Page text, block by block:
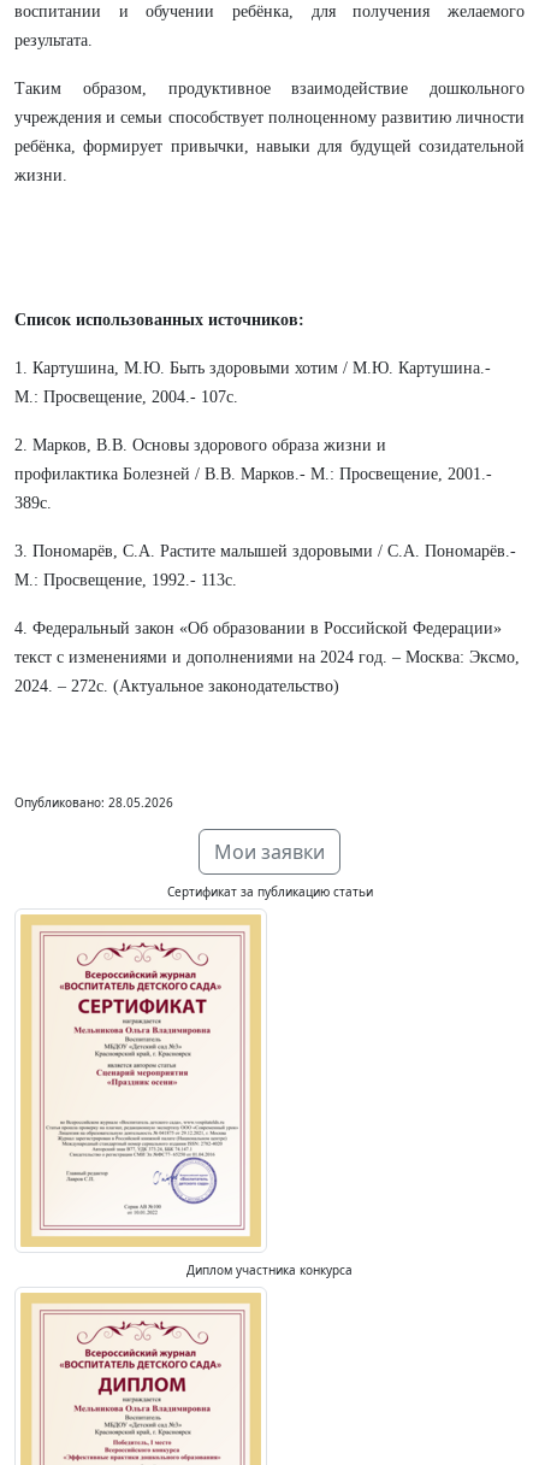
воспитании и обучении ребёнка, для получения желаемого
результата.
Таким образом, продуктивное взаимодействие дошкольного
учреждения и семьи способствует полноценному развитию личности
ребёнка, формирует привычки, навыки для будущей созидательной
жизни.
Список использованных источников:
1. Картушина, М.Ю. Быть здоровыми хотим / М.Ю. Картушина.-
М.: Просвещение, 2004.- 107с.
2. Марков, В.В. Основы здорового образа жизни и
профилактика Болезней / В.В. Марков.- М.: Просвещение, 2001.-
389с.
3. Пономарёв, С.А. Растите малышей здоровыми / С.А. Пономарёв.-
М.: Просвещение, 1992.- 113с.
4. Федеральный закон «Об образовании в Российской Федерации»
текст с изменениями и дополнениями на 2024 год. – Москва: Эксмо,
2024. – 272с. (Актуальное законодательство)
Опубликовано: 28.05.2026
Мои заявки
Сертификат за публикацию статьи
Диплом участника конкурса